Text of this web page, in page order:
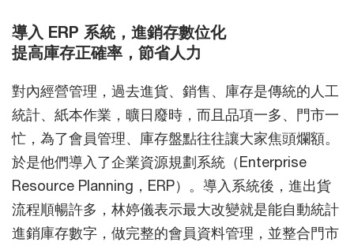
導入 ERP 系統，進銷存數位化
提高庫存正確率，節省人力
對內經營管理，過去進貨、銷售、庫存是傳統的人工
統計、紙本作業，曠日廢時，而且品項一多、門市一
忙，為了會員管理、庫存盤點往往讓大家焦頭爛額。
於是他們導入了企業資源規劃系統（Enterprise
Resource Planning，ERP）。導入系統後，進出貨
流程順暢許多，林婷儀表示最大改變就是能自動統計
進銷庫存數字，做完整的會員資料管理，並整合門市